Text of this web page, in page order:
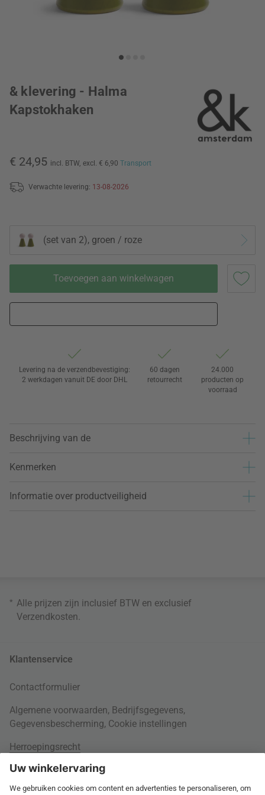
& klevering - Halma
Kapstokhaken
€ 24,95 incl. BTW, excl. € 6,90 Transport
Verwachte levering: 13-08-2026
(set van 2), groen / roze
Toevoegen aan winkelwagen
Levering na de verzendbevestiging:
2 werkdagen vanuit DE door DHL
60 dagen
retourrecht
24.000
producten op
voorraad
Beschrijving van de
Kenmerken
Informatie over productveiligheid
* Alle prijzen zijn inclusief BTW en exclusief
Verzendkosten.
Klantenservice
Contactformulier
Algemene voorwaarden, Bedrijfsgegevens,
Gegevensbescherming, Cookie instellingen
Herroepingsrecht
Rondom je bestelling